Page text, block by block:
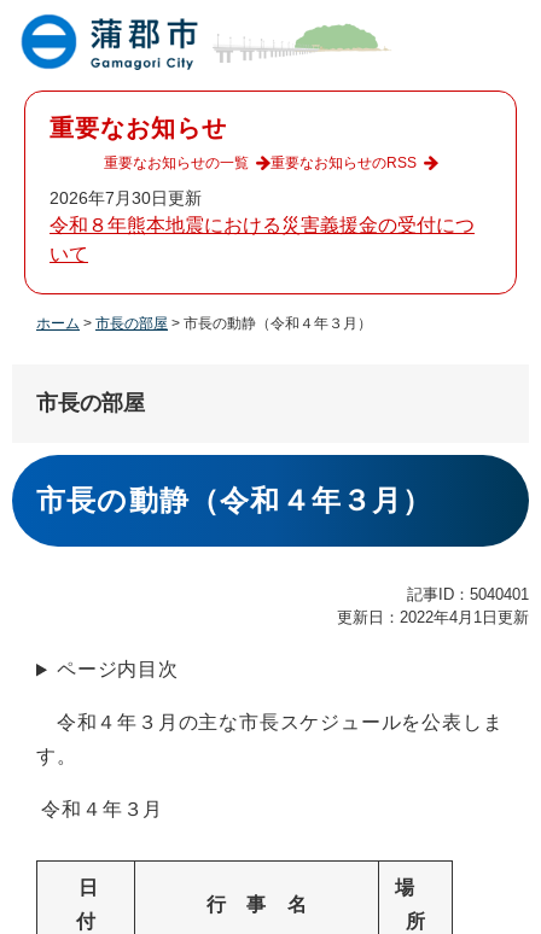
重要なお知らせ
2026年7月30日更新
令和８年熊本地震における災害義援金の受付につ
いて
重要なお知らせの一覧 重要なお知らせのRSS
ホーム > 市長の部屋 > 市長の動静（令和４年３月）
市長の部屋
本
文
市長の動静（令和４年３月）
記事ID：5040401
更新日：2022年4月1日更新
ページ内目次
令和４年３月の主な市長スケジュールを公表しま
す。
日
付
行 事 名
場
所
令和４年３月